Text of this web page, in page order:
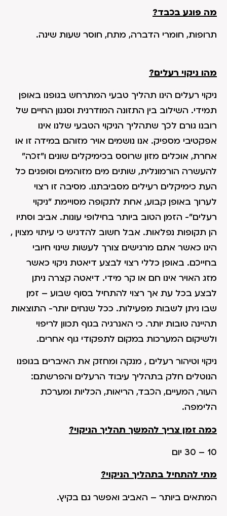
מה פוגע בכבד?
תרופות, חומרי הדברה, מתח, חוסר שעות שינה.
מהו ניקוי רעלים?
ניקוי רעלים הינו תהליך טבעי המתרחש בגופנו באופן
תמידי. השילוב בין התזונה המודרנית וסגנון החיים של
רובנו גורם לכך שתהליך הניקוי הטבעי שלנו אינו
אפקטיבי מספיק. אנו נושמים אויר מזוהם במידה זו או
אחרת, אוכלים מזון שרוסס בכימיקלים שונים ו"זכה"
להעשרה הורמונלית, שותים מים מזוהמים וסופגים כל
העת כימיקלים רעילים מסביבתנו. מסיבה זו רצוי
לערוך באופן קבוע, אחת לתקופה מסויימת "ניקוי
רעלים"- הזמן הטוב ביותר בחילופי עונות. אביב וסתיו
הן תקופות נפלאות. אבל חשוב להדגיש כי עיתוי מצוין ,
הינו כאשר אתם מרגישים צורך לעשות שינוי חיובי
בחייכם. באופן כללי רצוי לבצע דיאטת ניקוי כאשר
מזג האויר אינו חם או קר מידי. דיאטה קצרה ניתן
לבצע בכל עת אך רצוי להתחיל בסוף שבוע – זמן
שבו ניתן לשבות מפעילות. ככל שנחים יותר- התוצאות
תהיינה טובות יותר. כי האנרגיה בגוף תכוון לריפוי
ולשיקום המערכות במקום לתפקודי גוף אחרים.
ניקוי וטיהור רעלים , מנקה ומחזק את האיברים בגופנו
הנוטלים חלק בתהליך עיבוד הרעלים והפרשתם:
העור, המעיים, הכבד, הריאות, הכליות ומערכת
הלימפה.
כמה זמן צריך להמשך תהליך הניקוי?
10 – 30 יום
מתי להתחיל בתהליך הניקוי?
המתאים ביותר – האביב ואפשר גם בקיץ.